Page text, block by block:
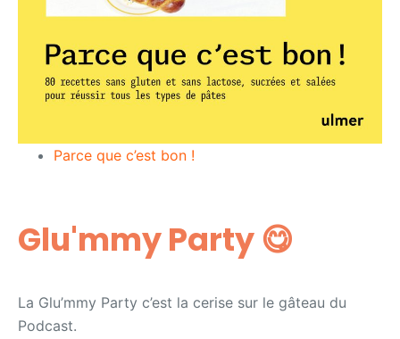
Parce que c’est bon !
Glu'mmy Party 😋​​
La Glu’mmy Party c’est la cerise sur le gâteau du
Podcast.